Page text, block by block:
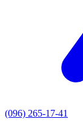
(096) 265-17-41